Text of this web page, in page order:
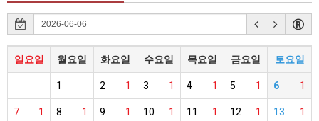
일요일 월요일 화요일 수요일 목요일 금요일 토요일
1 1
2 1
3 1
4 1
5 1
6
1
7 1
8 1
9 1
10 1
11 1
12 1
13